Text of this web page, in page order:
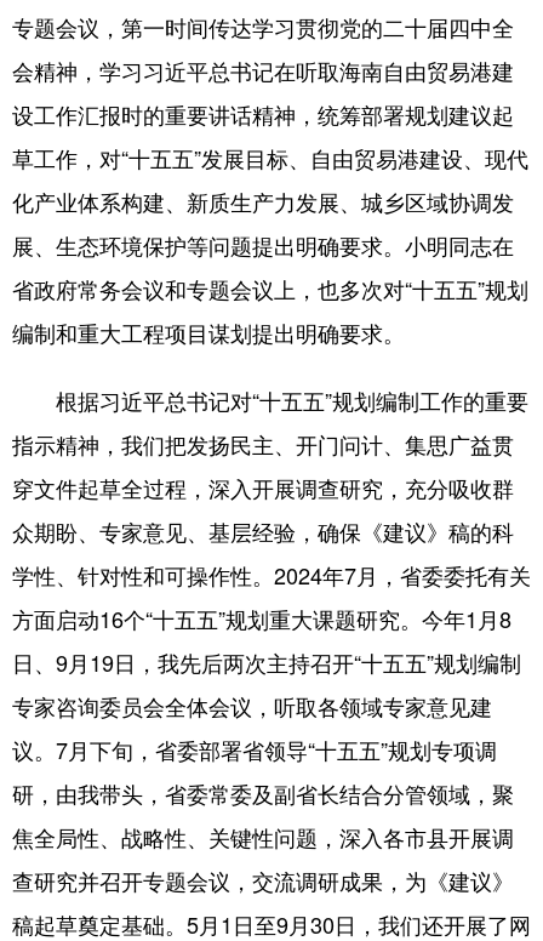
专题会议，第一时间传达学习贯彻党的二十届四中全
会精神，学习习近平总书记在听取海南自由贸易港建
设工作汇报时的重要讲话精神，统筹部署规划建议起
草工作，对“十五五”发展目标、自由贸易港建设、现代
化产业体系构建、新质生产力发展、城乡区域协调发
展、生态环境保护等问题提出明确要求。小明同志在
省政府常务会议和专题会议上，也多次对“十五五”规划
编制和重大工程项目谋划提出明确要求。
根据习近平总书记对“十五五”规划编制工作的重要
指示精神，我们把发扬民主、开门问计、集思广益贯
穿文件起草全过程，深入开展调查研究，充分吸收群
众期盼、专家意见、基层经验，确保《建议》稿的科
学性、针对性和可操作性。2024年7月，省委委托有关
方面启动16个“十五五”规划重大课题研究。今年1月8
日、9月19日，我先后两次主持召开“十五五”规划编制
专家咨询委员会全体会议，听取各领域专家意见建
议。7月下旬，省委部署省领导“十五五”规划专项调
研，由我带头，省委常委及副省长结合分管领域，聚
焦全局性、战略性、关键性问题，深入各市县开展调
查研究并召开专题会议，交流调研成果，为《建议》
稿起草奠定基础。5月1日至9月30日，我们还开展了网